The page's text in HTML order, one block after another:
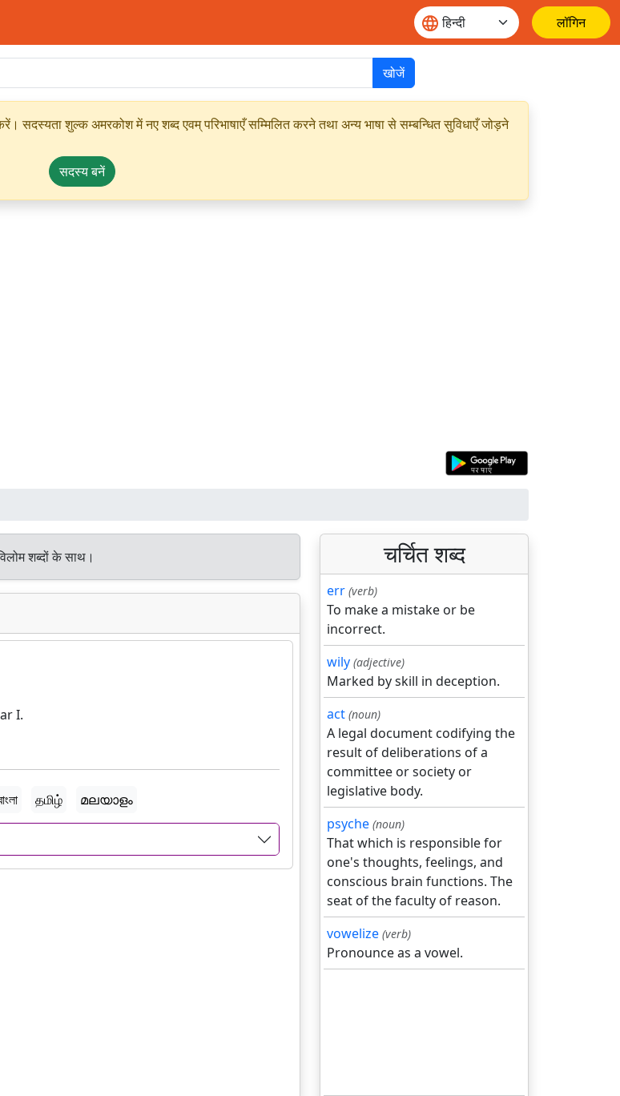
लॉगिन
खोजें
सदस्यता शुल्क अमरकोश में नए शब्द एवम् परिभाषाएँ सम्मिलित करने तथा अन्य भाषा से सम्बन्धित सुविधाएँ जोड़ने
सदस्य बनें
शब्दों के साथ।
I.
தமிழ் മലയാളം
चर्चित शब्द
err (verb)
To make a mistake or be
incorrect.
wily (adjective)
Marked by skill in deception.
act (noun)
A legal document codifying the
result of deliberations of a
committee or society or
legislative body.
psyche (noun)
That which is responsible for
one's thoughts, feelings, and
conscious brain functions. The
seat of the faculty of reason.
vowelize (verb)
Pronounce as a vowel.